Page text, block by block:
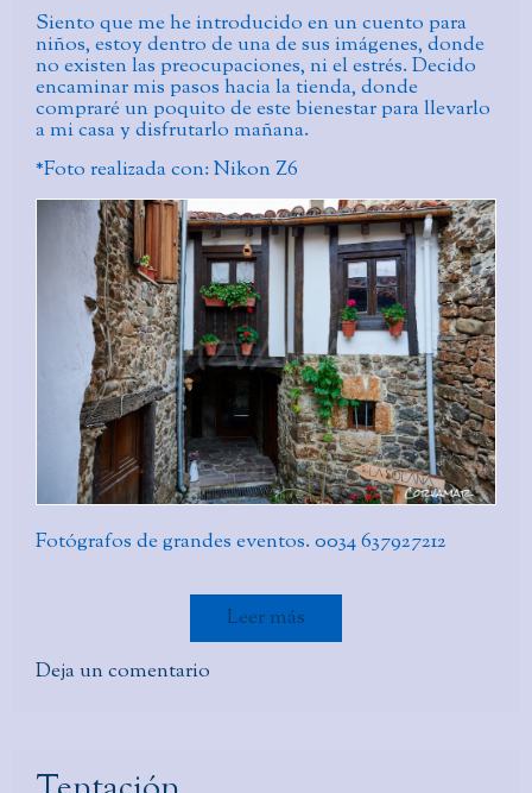
Siento que me he introducido en un cuento para
niños, estoy dentro de una de sus imágenes, donde
no existen las preocupaciones, ni el estrés. Decido
encaminar mis pasos hacia la tienda, donde
compraré un poquito de este bienestar para llevarlo
a mi casa y disfrutarlo mañana.
*Foto realizada con: Nikon Z6
Fotógrafos de grandes eventos. 0034 637927212
Leer más
Deja un comentario